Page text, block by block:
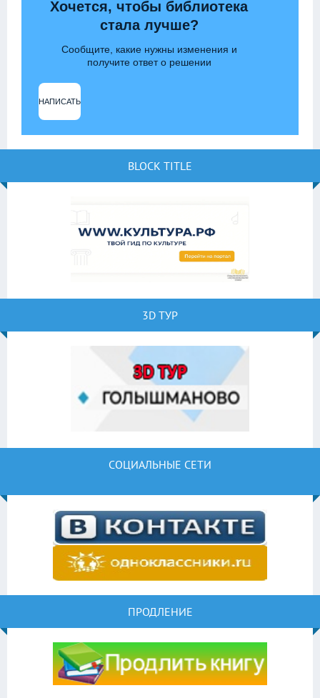
Хочется, чтобы библиотека
стала лучше?
Сообщите, какие нужны изменения и
получите ответ о решении
НАПИСАТЬ
BLOCK TITLE
3D ТУР
СОЦИАЛЬНЫЕ СЕТИ
ПРОДЛЕНИЕ